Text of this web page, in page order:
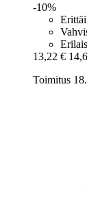
-10%
13,22 €
Toimitus